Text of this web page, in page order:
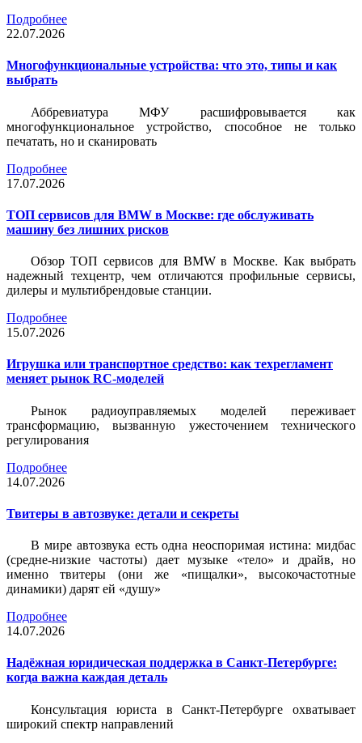
Подробнее
22.07.2026
Многофункциональные устройства: что это, типы и как
выбрать
Аббревиатура МФУ расшифровывается как
многофункциональное устройство, способное не только
печатать, но и сканировать
Подробнее
17.07.2026
ТОП сервисов для BMW в Москве: где обслуживать
машину без лишних рисков
Обзор ТОП сервисов для BMW в Москве. Как выбрать
надежный техцентр, чем отличаются профильные сервисы,
дилеры и мультибрендовые станции.
Подробнее
15.07.2026
Игрушка или транспортное средство: как техрегламент
меняет рынок RC-моделей
Рынок радиоуправляемых моделей переживает
трансформацию, вызванную ужесточением технического
регулирования
Подробнее
14.07.2026
Твитеры в автозвуке: детали и секреты
В мире автозвука есть одна неоспоримая истина: мидбас
(средне-низкие частоты) дает музыке «тело» и драйв, но
именно твитеры (они же «пищалки», высокочастотные
динамики) дарят ей «душу»
Подробнее
14.07.2026
Надёжная юридическая поддержка в Санкт-Петербурге:
когда важна каждая деталь
Консультация юриста в Санкт-Петербурге охватывает
широкий спектр направлений